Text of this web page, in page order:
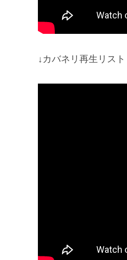
↓カバネリ再生リスト